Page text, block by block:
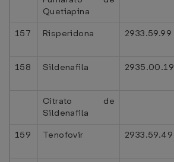
Quetiapina
157
Risperidona 2933.59.99
158
Sildenafila 2935.00.19
Citrato de
Sildenafila
159
Tenofovir 2933.59.49